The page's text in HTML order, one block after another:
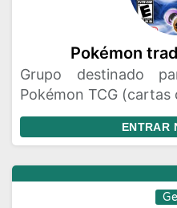
Pokémon
Grupo destinado
Pokémon TCG (cartas
ENTRAR